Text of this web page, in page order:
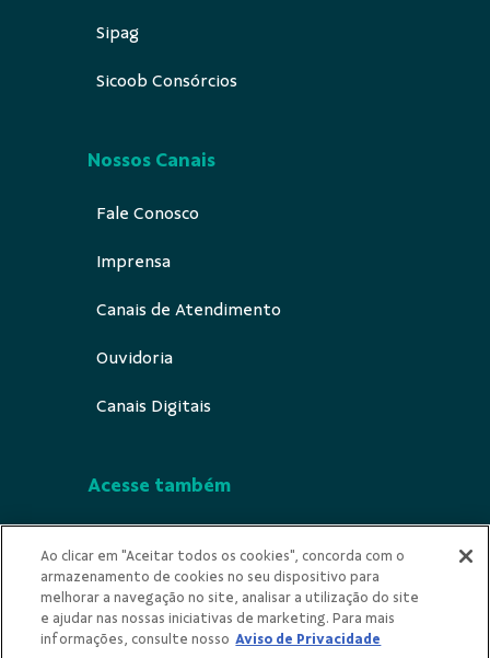
Sipag
Sicoob Consórcios
Nossos Canais
Fale Conosco
Imprensa
Canais de Atendimento
Ouvidoria
Canais Digitais
Acesse também
Indícios de Ilicitude
Privacidade
Ao clicar em "Aceitar todos os cookies", concorda com o
armazenamento de cookies no seu dispositivo para
melhorar a navegação no site, analisar a utilização do site
e ajudar nas nossas iniciativas de marketing. Para mais
informações, consulte nosso Aviso de Privacidade